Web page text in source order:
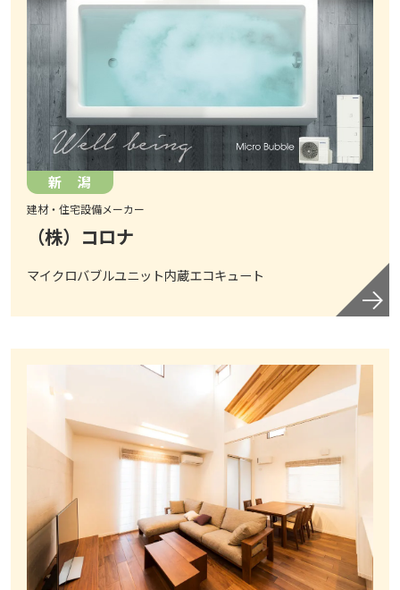
新 潟
建材・住宅設備メーカー
（株）コロナ
マイクロバブルユニット内蔵エコキュート